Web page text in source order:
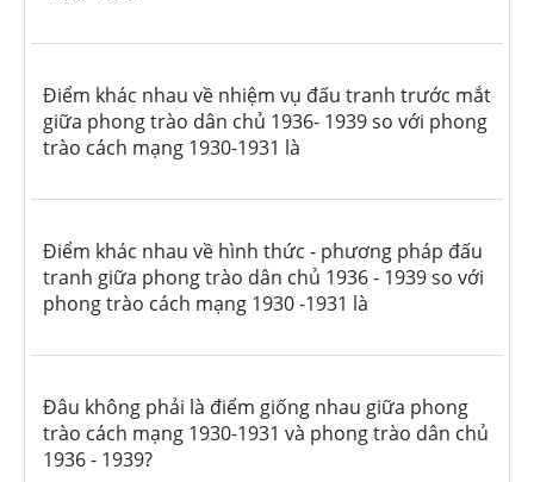
Điểm khác nhau về nhiệm vụ đấu tranh trước mắt
giữa phong trào dân chủ 1936- 1939 so với phong
trào cách mạng 1930-1931 là
Điểm khác nhau về hình thức - phương pháp đấu
tranh giữa phong trào dân chủ 1936 - 1939 so với
phong trào cách mạng 1930 -1931 là
Đâu không phải là điểm giống nhau giữa phong
trào cách mạng 1930-1931 và phong trào dân chủ
1936 - 1939?